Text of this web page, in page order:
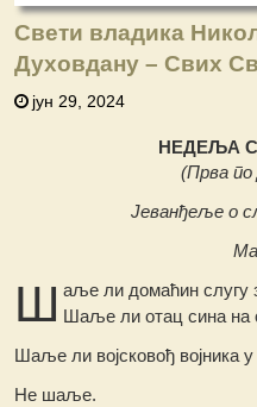
Свети владика
Духовдану – Свих
јун 29, 2024
НЕДЕЉА
(Прва по
Јеванђеље о
Ш аље ли домаћин слугу
Шаље ли отац сина на
Шаље ли војсковођ војника у
Не шаље.